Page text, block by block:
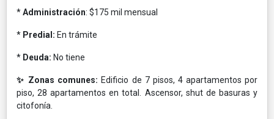
*Administración: $175 mil mensual
* Predial: En trámite
* Deuda: No tiene
✨ Zonas comunes: Edificio de 7 pisos, 4 apartamentos por
piso, 28 apartamentos en total. Ascensor, shut de basuras y
citofonía.